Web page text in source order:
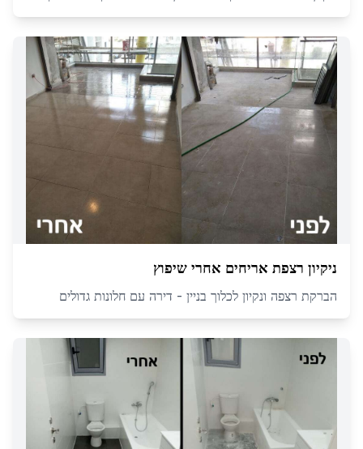
ניקיון רצפת אריחים אחרי שיפוץ
הברקת רצפה ונקיון לכלוך בניין - דירה עם חלונות גדולים